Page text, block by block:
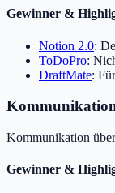
Gewinner &
Notion 2.0:
ToDoPro:
DraftMate:
Kommunikation
Gewinner &